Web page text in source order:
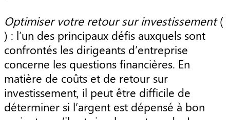
Optimiser votre retour sur investissement(
) : l’un des principaux défis auxquels sont
confrontés les dirigeants d’entreprise
concerne les questions financières. En
matière de coûts et de retour sur
investissement, il peut être difficile de
déterminer si l’argent est dépensé à bon